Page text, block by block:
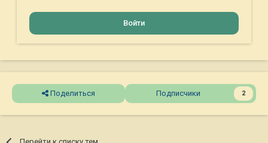
Войти
Поделиться Подписчики 2